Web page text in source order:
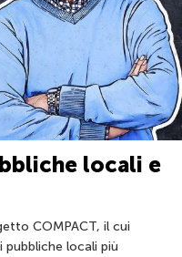
locali e
COMPACT, il cui
locali più